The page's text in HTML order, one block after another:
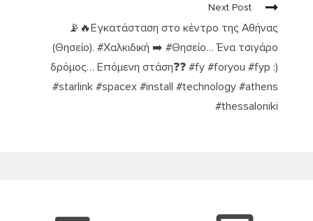
Next Post
📡🔥Εγκατάσταση στο κέντρο της Αθήνας
(Θησείο). #Χαλκιδική ➡️ #Θησείο… Ένα τσιγάρο
δρόμος… Επόμενη στάση❓❓ #fy #foryou #fyp :)
#starlink #spacex #install #technology #athens
#thessaloniki